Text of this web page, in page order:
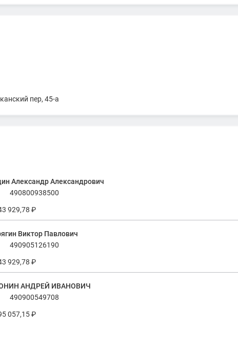
организация арбитражных управляющих субъектов
пер, 45-а
Александр Александрович
490800938500
929,78 ₽
Виктор Павлович
490905126190
929,78 ₽
АНДРЕЙ ИВАНОВИЧ
490900549708
057,15₽